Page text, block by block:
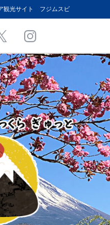
観光サイト フジムスビ